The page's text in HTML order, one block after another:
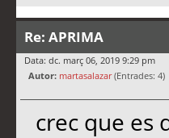
Re: APRIMA
Data: dc. març 06, 2019 9:29 pm
Autor: martasalazar(Entrades: 4)
crec que es